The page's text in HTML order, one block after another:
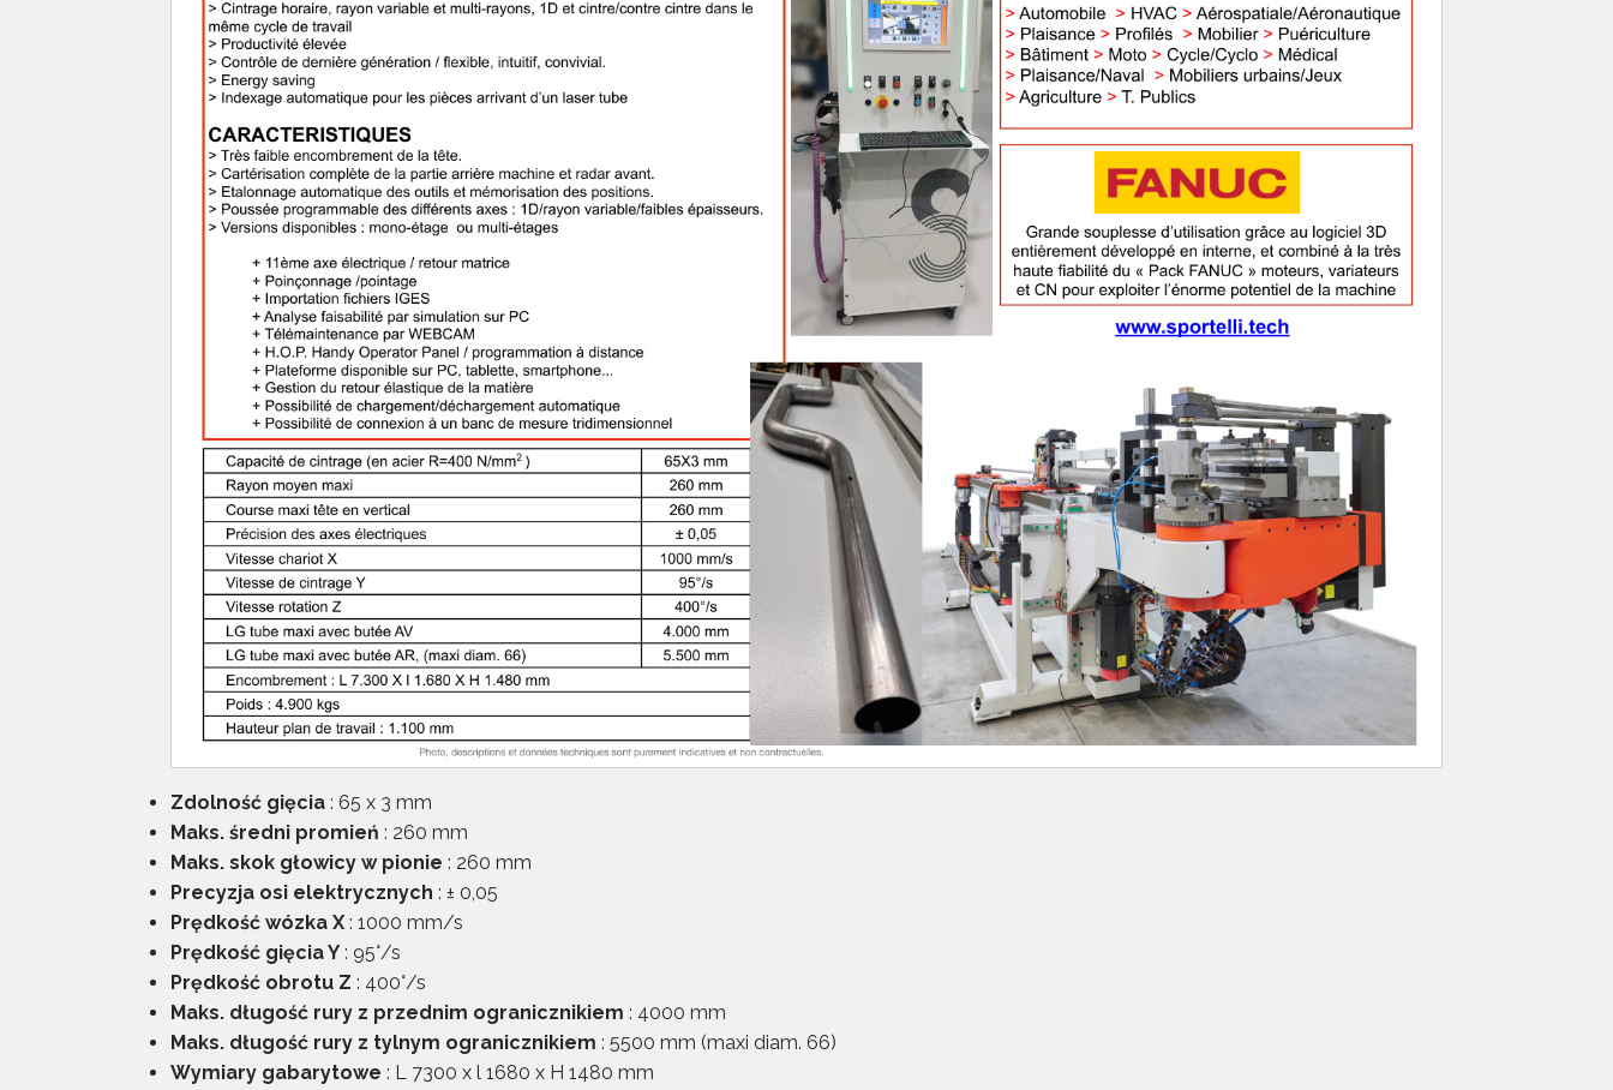
Zdolność gięcia : 65 x 3 mm
Maks. średni promień : 260 mm
Maks. skok głowicy w pionie : 260 mm
Precyzja osi elektrycznych : ± 0,05
Prędkość wózka X: 1000 mm/s
Prędkość gięcia Y : 95°/s
Prędkość obrotu Z : 400°/s
Maks. długość rury z przednim ogranicznikiem : 4000 mm
Maks. długość rury z tylnym ogranicznikiem : 5500 mm (maxi diam. 66)
Wymiary gabarytowe : L 7300 x l 1680 x H 1480 mm